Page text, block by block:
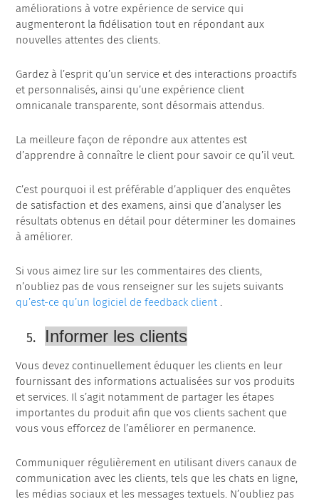
améliorations à votre expérience de service qui
augmenteront la fidélisation tout en répondant aux
nouvelles attentes des clients.
Gardez à l’esprit qu’un service et des interactions proactifs
et personnalisés, ainsi qu’une expérience client
omnicanale transparente, sont désormais attendus.
La meilleure façon de répondre aux attentes est
d’apprendre à connaître le client pour savoir ce qu’il veut.
C’est pourquoi il est préférable d’appliquer des enquêtes
de satisfaction et des examens, ainsi que d’analyser les
résultats obtenus en détail pour déterminer les domaines
à améliorer.
Si vous aimez lire sur les commentaires des clients,
n’oubliez pas de vous renseigner sur les sujets suivants
qu’est-ce qu’un logiciel de feedback client .
Informer les clients
Vous devez continuellement éduquer les clients en leur
fournissant des informations actualisées sur vos produits
et services. Il s’agit notamment de partager les étapes
importantes du produit afin que vos clients sachent que
vous vous efforcez de l’améliorer en permanence.
Communiquer régulièrement en utilisant divers canaux de
communication avec les clients, tels que les chats en ligne,
les médias sociaux et les messages textuels. N’oubliez pas